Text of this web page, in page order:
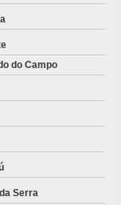
do Campo
Serra